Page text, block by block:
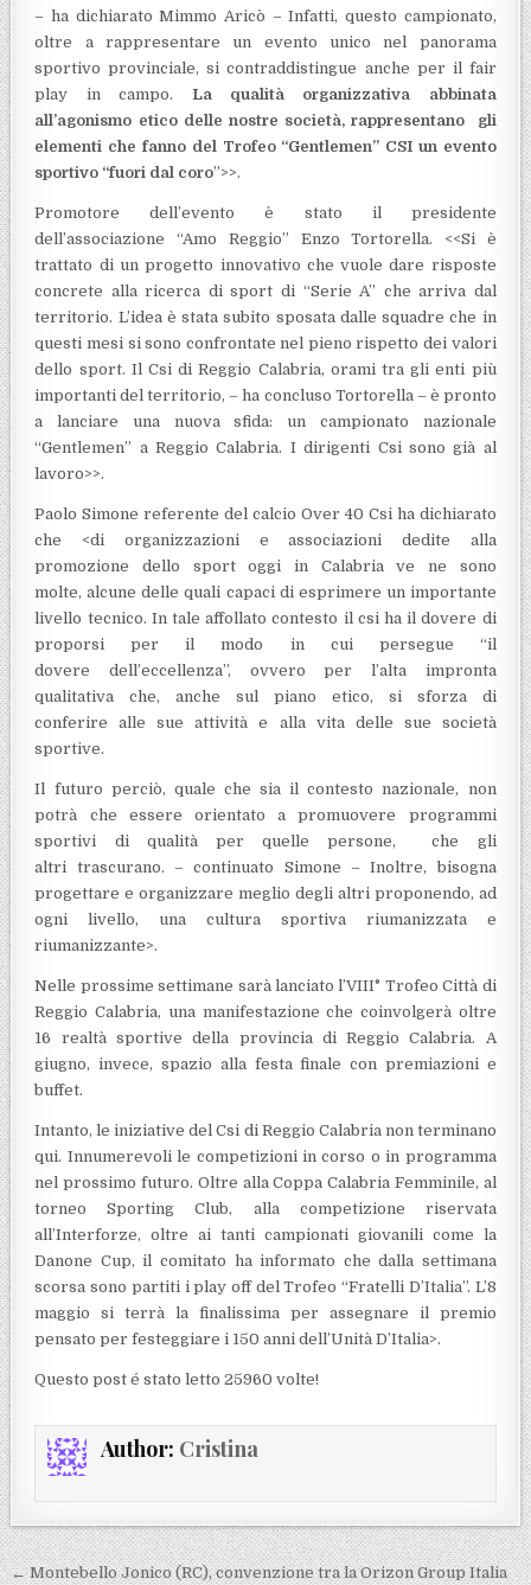
– ha dichiarato Mimmo Aricò – Infatti, questo campionato,
oltre a rappresentare un evento unico nel panorama
sportivo provinciale, si contraddistingue anche per il fair
play in campo. La qualità organizzativa abbinata
all’agonismo etico delle nostre società, rappresentano gli
elementi che fanno del Trofeo “Gentlemen” CSI un evento
sportivo “fuori dal coro”>>.
Promotore dell’evento è stato il presidente
dell’associazione “Amo Reggio” Enzo Tortorella. <<Si è
trattato di un progetto innovativo che vuole dare risposte
concrete alla ricerca di sport di “Serie A” che arriva dal
territorio. L’idea è stata subito sposata dalle squadre che in
questi mesi si sono confrontate nel pieno rispetto dei valori
dello sport. Il Csi di Reggio Calabria, orami tra gli enti più
importanti del territorio, – ha concluso Tortorella – è pronto
a lanciare una nuova sfida: un campionato nazionale
“Gentlemen” a Reggio Calabria. I dirigenti Csi sono già al
lavoro>>.
Paolo Simone referente del calcio Over 40 Csi ha dichiarato
che <di organizzazioni e associazioni dedite alla
promozione dello sport oggi in Calabria ve ne sono
molte, alcune delle quali capaci di esprimere un importante
livello tecnico. In tale affollato contesto il csi ha il dovere di
proporsi per il modo in cui persegue “il
dovere dell’eccellenza”, ovvero per l’alta impronta
qualitativa che, anche sul piano etico, si sforza di
conferire alle sue attività e alla vita delle sue società
sportive.
Il futuro perciò, quale che sia il contesto nazionale, non
potrà che essere orientato a promuovere programmi
sportivi di qualità per quelle persone, che gli
altri trascurano. – continuato Simone – Inoltre, bisogna
progettare e organizzare meglio degli altri proponendo, ad
ogni livello, una cultura sportiva riumanizzata e
riumanizzante>.
Nelle prossime settimane sarà lanciato l’VIII° Trofeo Città di
Reggio Calabria, una manifestazione che coinvolgerà oltre
16 realtà sportive della provincia di Reggio Calabria. A
giugno, invece, spazio alla festa finale con premiazioni e
buffet.
Intanto, le iniziative del Csi di Reggio Calabria non terminano
qui. Innumerevoli le competizioni in corso o in programma
nel prossimo futuro. Oltre alla Coppa Calabria Femminile, al
torneo Sporting Club, alla competizione riservata
all’Interforze, oltre ai tanti campionati giovanili come la
Danone Cup, il comitato ha informato che dalla settimana
scorsa sono partiti i play off del Trofeo “Fratelli D’Italia”. L’8
maggio si terrà la finalissima per assegnare il premio
pensato per festeggiare i 150 anni dell’Unità D’Italia>.
Questo post é stato letto 25960 volte!
Author: Cristina
Navigazione articoli
← Montebello Jonico (RC), convenzione tra la Orizon Group Italia